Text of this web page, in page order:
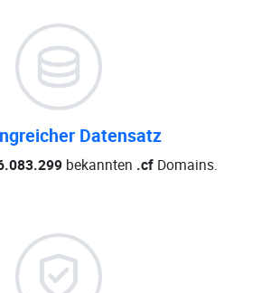
Datensatz
bekannten .cfDomains.